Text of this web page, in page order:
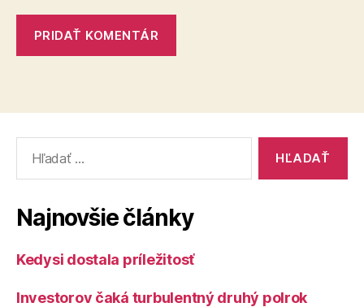
Najnovšie články
Kedysi dostala príležitosť
Investorov čaká turbulentný druhý polrok